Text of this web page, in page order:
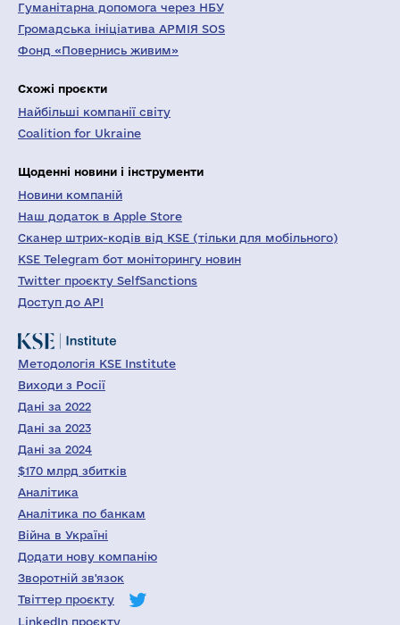
Гуманітарна допомога через НБУ
Громадська ініціатива АРМІЯ SOS
Фонд «Повернись живим»
Схожі проєкти
Найбільші компанії світу
Coalition for Ukraine
Щоденні новини і інструменти
Новини компаній
Наш додаток в Apple Store
Сканер штрих-кодів від KSE (тільки для мобільного)
KSE Telegram бот моніторингу новин
Twitter проєкту SelfSanctions
Доступ до API
Методологія KSE Institute
Виходи з Росії
Дані за 2022
Дані за 2023
Дані за 2024
$170 млрд збитків
Аналітика
Аналітика по банкам
Війна в Україні
Додати нову компанію
Зворотній зв'язок
Твіттер проєкту
LinkedIn проєкту